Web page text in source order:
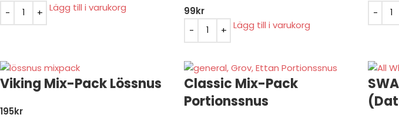
Lägg till i varukorg
99kr
Lägg till i varukorg
Viking Mix-Pack Lössnus
195kr
Classic Mix-Pack
Portionssnus